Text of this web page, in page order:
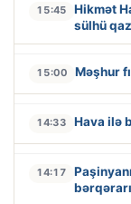
15:45
Hikmət
sülhü
15:00 Məşhur
14:33 Hava ilə
14:17